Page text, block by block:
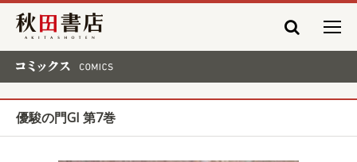
秋田書店
優駿の門GI 第7巻